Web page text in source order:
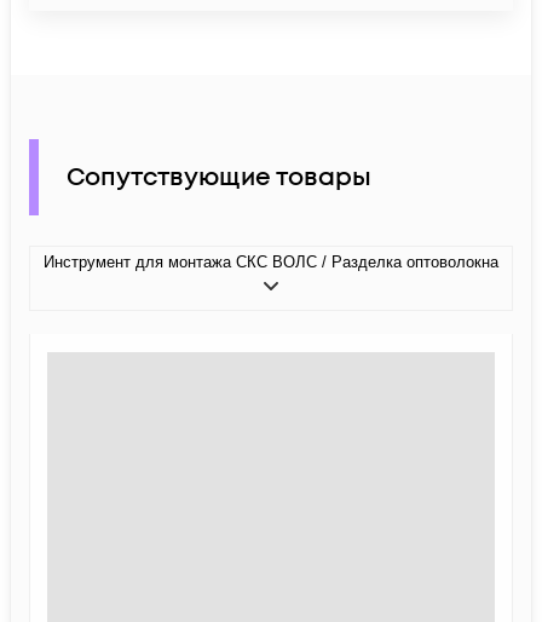
Сопутствующие товары
Инструмент для монтажа СКС ВОЛС / Разделка оптоволокна